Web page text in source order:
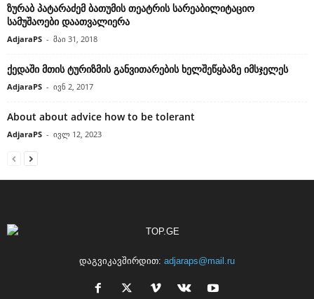
ზურაბ პატარაძემ ბათუმის თეატრის სარეაბილიტაციო
სამუშაოები დაათვალიერა
AdjaraPS - მაი 31, 2018
ქედაში მთის ტურიზმის განვითარების ხელშეწყბაზე იმსჯელეს
AdjaraPS - ივნ 2, 2017
About about advice how to be tolerant
AdjaraPS - ივლ 12, 2023
დაგვიკავშირდით: adjaraps@mail.ru